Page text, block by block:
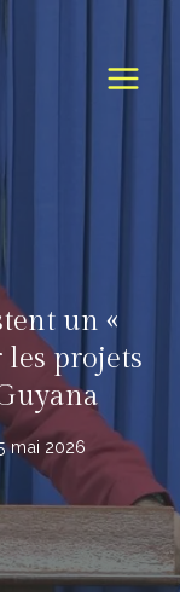
un «
projets
mai 2026